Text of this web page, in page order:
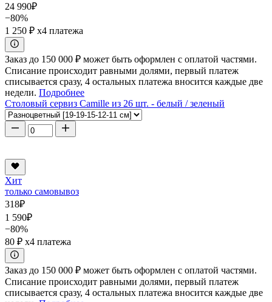
24 990₽
−80%
1 250 ₽ x4 платежа
Заказ до 150 000 ₽ может быть оформлен с оплатой частями.
Списание происходит равными долями, первый платеж
списывается сразу, 4 остальных платежа вносится каждые две
недели. Подробнее
Столовый сервиз Camille из 26 шт. - белый / зеленый
Хит
только самовывоз
318₽
1 590₽
−80%
80 ₽ x4 платежа
Заказ до 150 000 ₽ может быть оформлен с оплатой частями.
Списание происходит равными долями, первый платеж
списывается сразу, 4 остальных платежа вносится каждые две